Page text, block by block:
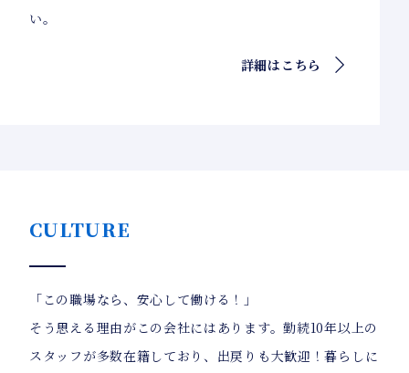
い。
詳細はこちら
CULTURE
「この職場なら、安心して働ける！」
そう思える理由がこの会社にはあります。勤続10年以上の
スタッフが多数在籍しており、出戻りも大歓迎！暮らしに